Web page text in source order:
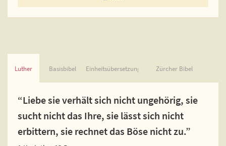
Luther Basisbibel Einheitsübersetzung Zürcher Bibel
“Liebe sie verhält sich nicht ungehörig, sie
sucht nicht das Ihre, sie lässt sich nicht
erbittern, sie rechnet das Böse nicht zu.”